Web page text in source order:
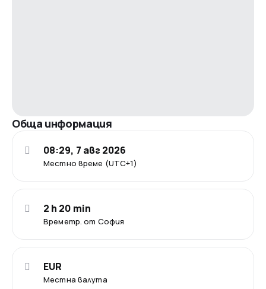
Обща информация
Местно време (UTC+1)
08:29, 7 авг 2026
Времетр. от София
2 h 20 min
Местна валута
EUR